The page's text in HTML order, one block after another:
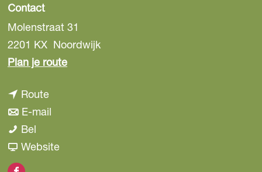
Contact
Molenstraat 31
2201 KX Noordwijk
Plan je routen
Routen
a
r
E-mail
a
Bel
e
Websitev